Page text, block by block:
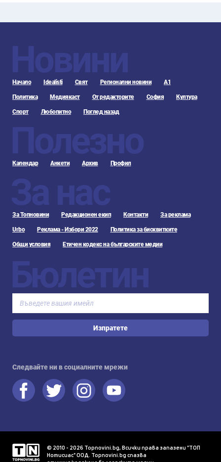
Новини
Начало Idealisti Свят Регионални новини А1
Политика Медиякаст От редакторите София Култура
Спорт Любопитно Поглед назад
Полезно
Календар Анкети Архив Профил
За нас
За Топновини Редакционен екип Контакти За реклама
Urbo Реклама - Избори 2022 Политика за бисквитките
Общи условия Етичен кодекс на българските медии
Бюлетин
Изпратете
Следвайте ни в социалните мрежи
© 2010 - 2026 Topnovini.bg, Всички права запазени "ТОП
Нотисиас" ООД. Topnovini.bg спазва